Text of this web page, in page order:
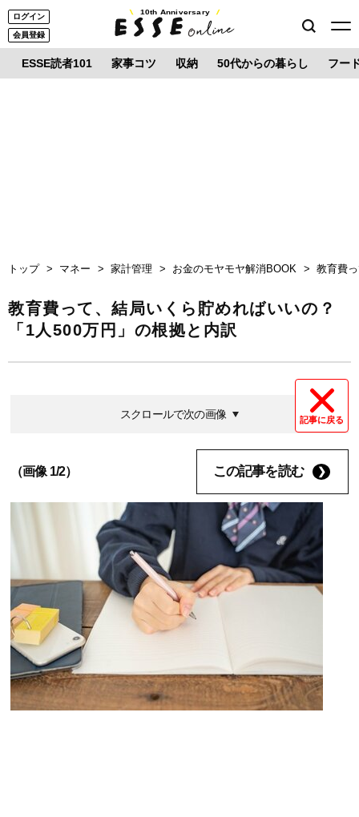
ログイン
会員登録
10th Anniversary
ESSE読者101 家事コツ 収納 50代からの暮らし フー
トップ マネー 家計管理 お金のモヤモヤ解消BOOK 教育費
教育費って、結局いくら貯めればいいの？
「1人500万円」の根拠と内訳
記事に戻る
スクロールで次の画像
（画像 1/2） この記事を読む